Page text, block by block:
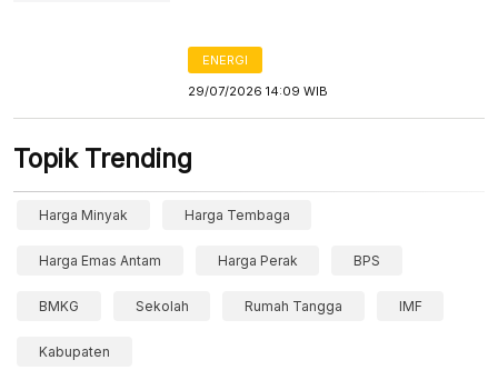
ENERGI
29/07/2026 14:09 WIB
Topik Trending
Harga Minyak Harga Tembaga
Harga Emas Antam Harga Perak BPS
BMKG Sekolah Rumah Tangga IMF
Kabupaten